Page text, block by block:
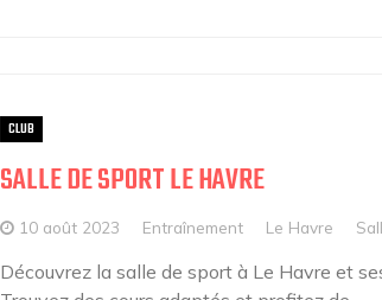
CLUB
SALLE DE SPORT LE HAVRE
10 août 2023 Entraînement Le Havre
Découvrez la salle de sport à Le Havre et